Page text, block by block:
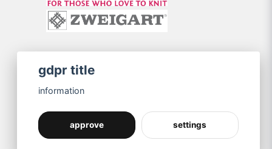
gdpr title
information
approve settings